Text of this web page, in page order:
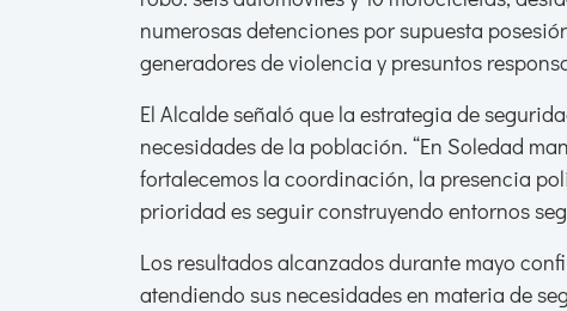
numerosas detenciones por supuesta
generadores de violencia y presuntos
El Alcalde señaló que la estrategia de
necesidades de la población. “En Soledad
fortalecemos la coordinación, la presencia
prioridad es seguir construyendo entornos
Los resultados alcanzados durante mayo
atendiendo sus necesidades en materia de